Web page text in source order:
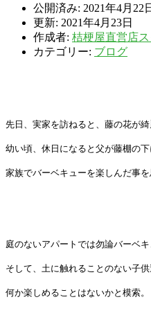
公開済み: 2021年4月22
更新: 2021年4月23日
作成者: 桔梗屋直営店
カテゴリー: ブログ
先日、実家を訪ねると、藤の花が綺
幼い頃、休日になると父が藤棚の
家族でバーベキューを楽しんだ事を
庭のないアパートでは勿論バーベキ
そして、土に触れることのない子供
何か楽しめることはないかと模索。